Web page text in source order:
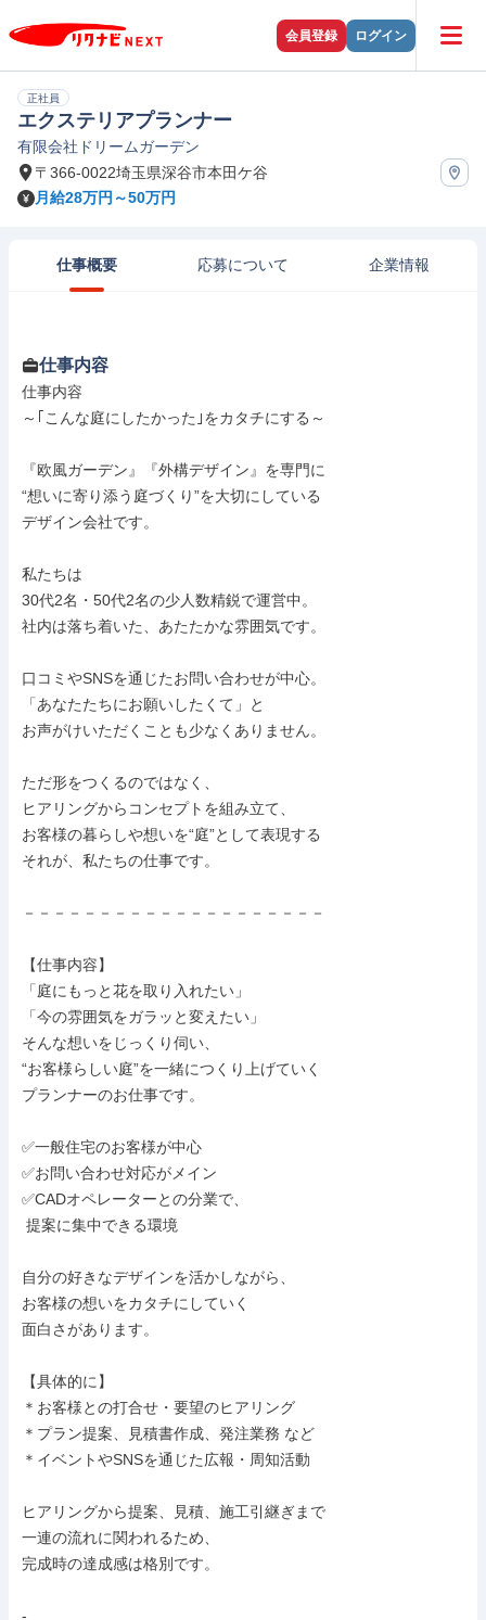
会員登録 ログイン
正社員
エクステリアプランナー
有限会社ドリームガーデン
〒366-0022埼玉県深谷市本田ケ谷
月給28万円～50万円
仕事概要 応募について 企業情報
仕事内容
仕事内容
～｢こんな庭にしたかった｣をカタチにする～
『欧風ガーデン』『外構デザイン』を専門に
“想いに寄り添う庭づくり”を大切にしている
デザイン会社です。
私たちは
30代2名・50代2名の少人数精鋭で運営中。
社内は落ち着いた、あたたかな雰囲気です。
口コミやSNSを通じたお問い合わせが中心。
「あなたたちにお願いしたくて」と
お声がけいただくことも少なくありません。
ただ形をつくるのではなく、
ヒアリングからコンセプトを組み立て、
お客様の暮らしや想いを“庭”として表現する
それが、私たちの仕事です。
－－－－－－－－－－－－－－－－－－－－
【仕事内容】
「庭にもっと花を取り入れたい」
「今の雰囲気をガラッと変えたい」
そんな想いをじっくり伺い、
“お客様らしい庭”を一緒につくり上げていく
プランナーのお仕事です。
✅一般住宅のお客様が中心
✅お問い合わせ対応がメイン
✅CADオペレーターとの分業で、
自分の好きなデザインを活かしながら、
お客様の想いをカタチにしていく
面白さがあります。
【具体的に】
＊お客様との打合せ・要望のヒアリング
＊プラン提案、見積書作成、発注業務 など
＊イベントやSNSを通じた広報・周知活動
ヒアリングから提案、見積、施工引継ぎまで
一連の流れに関われるため、
完成時の達成感は格別です。
-